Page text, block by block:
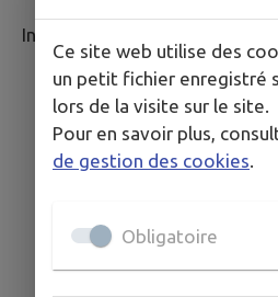
Information à destination des
Ce site web utilise des
un petit fichier enregistré
lors de la visite sur le site.
Pour en savoir plus,
de gestion des cookies.
Obligatoire